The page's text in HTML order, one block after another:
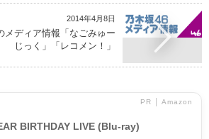
2014年4月8日
メディア情報「なごみゅー
じっく」「レコメン！」
PR │ Amazon
BIRTHDAY LIVE (Blu-ray)